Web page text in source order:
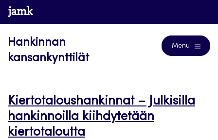
Siirry
suoraan
www.jamk.fi
Hankinnan
kansankynttilät
Menu
Kiertotaloushankinnat – Julkisilla
hankinnoilla kiihdytetään
kiertotaloutta